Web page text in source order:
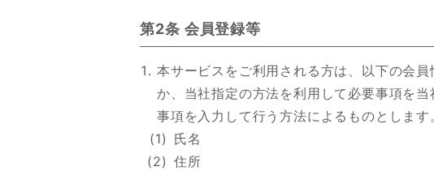
第2条 会員登録等
本サービスをご利用される方は、以下の会
か、当社指定の方法を利用して必要事項を
事項を入力して行う方法によるものとします
氏名
住所